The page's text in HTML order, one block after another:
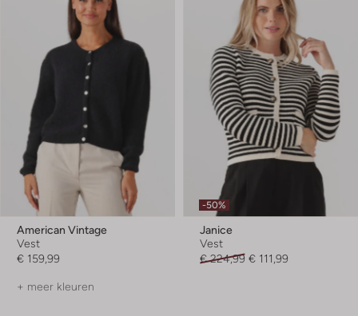
American Vintage
Vest
€ 159,99
+ meer kleuren
-50%
Janice
Vest
€ 224,99 € 111,99